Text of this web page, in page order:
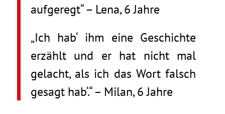
aufgeregt“ – Lena, 6 Jahre
„Ich hab‘ ihm eine Geschichte
erzählt und er hat nicht mal
gelacht, als ich das Wort falsch
gesagt hab‘.“ – Milan, 6 Jahre